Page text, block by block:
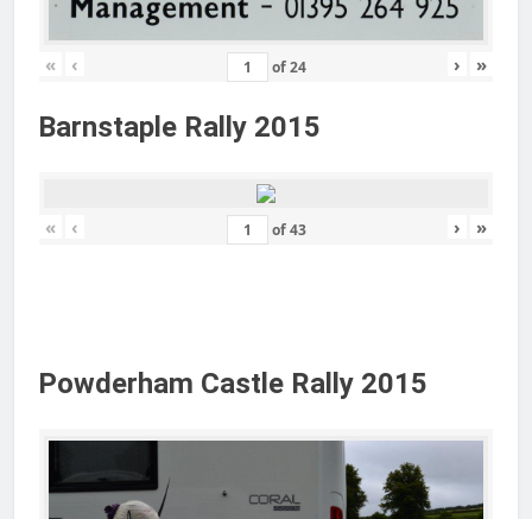
« ‹ of24 › »
Barnstaple Rally 2015
« ‹ of43 › »
Powderham Castle Rally 2015